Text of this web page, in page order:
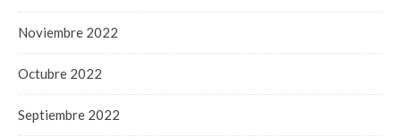
Noviembre 2022
Octubre 2022
Septiembre 2022